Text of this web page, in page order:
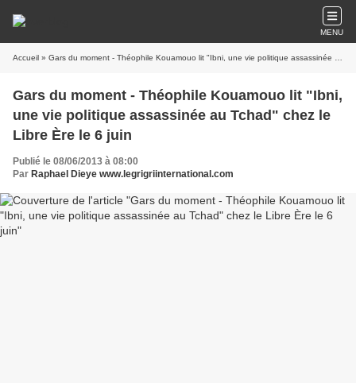
MENU
Accueil » Gars du moment - Théophile Kouamouo lit "Ibni, une vie politique assassinée au Tchad" chez le Libre Ère le 6 juin
Gars du moment - Théophile Kouamouo lit "Ibni,
une vie politique assassinée au Tchad" chez le
Libre Ère le 6 juin
Publié le 08/06/2013 à 08:00
Par Raphael Dieye www.legrigriinternational.com